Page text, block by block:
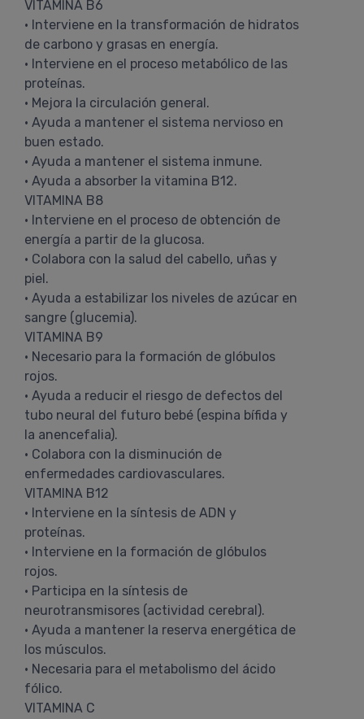
VITAMINA B6
• Interviene en la transformación de hidratos
de carbono y grasas en energía.
• Interviene en el proceso metabólico de las
proteínas.
• Mejora la circulación general.
• Ayuda a mantener el sistema nervioso en
buen estado.
• Ayuda a mantener el sistema inmune.
• Ayuda a absorber la vitamina B12.
VITAMINA B8
• Interviene en el proceso de obtención de
energía a partir de la glucosa.
• Colabora con la salud del cabello, uñas y
piel.
• Ayuda a estabilizar los niveles de azúcar en
sangre (glucemia).
VITAMINA B9
• Necesario para la formación de glóbulos
rojos.
• Ayuda a reducir el riesgo de defectos del
tubo neural del futuro bebé (espina bífida y
la anencefalia).
• Colabora con la disminución de
enfermedades cardiovasculares.
VITAMINA B12
• Interviene en la síntesis de ADN y
proteínas.
• Interviene en la formación de glóbulos
rojos.
• Participa en la síntesis de
neurotransmisores (actividad cerebral).
• Ayuda a mantener la reserva energética de
los músculos.
• Necesaria para el metabolismo del ácido
fólico.
VITAMINA C